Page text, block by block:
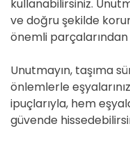
kullanabilirsiniz.
ve doğru şekilde
önemli parçalarından
Unutmayın, taşıma
önlemlerle
ipuçlarıyla, hem
güvende